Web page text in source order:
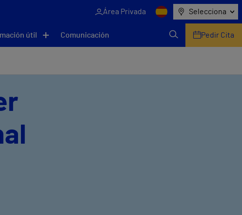
Área Privada Selecciona
útil Comunicación Pedir Cita